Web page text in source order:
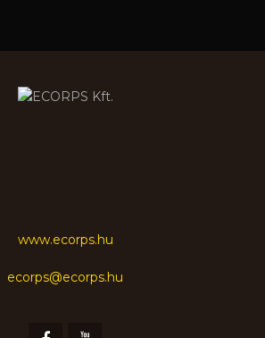
www.ecorps.hu
ecorps@ecorps.hu